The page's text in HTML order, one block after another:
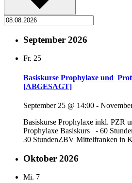
September 2026
Fr. 25
Basiskurse Prophylaxe und
[ABGESAGT]
September 25 @ 14:00 -
Basiskurse Prophylaxe inkl. PZR
Prophylaxe Basiskurs - 60
30 StundenZBV Mittelfranken in
Oktober 2026
Mi. 7